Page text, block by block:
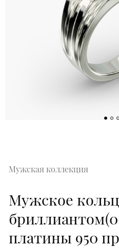
Мужская коллекция
Мужское
платины 950